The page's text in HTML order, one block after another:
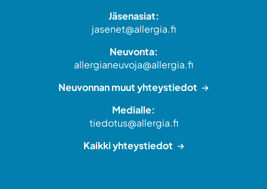
Jäsenasiat:
jasenet@allergia.fi
Neuvonta:
allergianeuvoja@allergia.fi
Neuvonnan muut yhteystiedot
Medialle:
tiedotus@allergia.fi
Kaikki yhteystiedot